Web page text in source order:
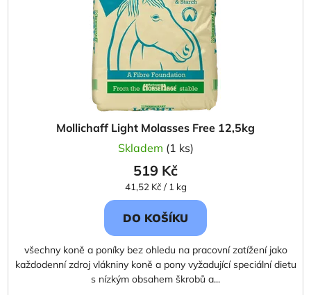
Mollichaff Light Molasses Free 12,5kg
Skladem (1 ks)
519 Kč
Měrná
cena:
41,52 Kč / 1 kg
DO KOŠÍKU
všechny koně a poníky bez ohledu na pracovní zatížení jako
každodenní zdroj vlákniny koně a pony vyžadující speciální dietu
s nízkým obsahem škrobů a...